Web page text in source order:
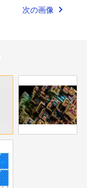
次の画像